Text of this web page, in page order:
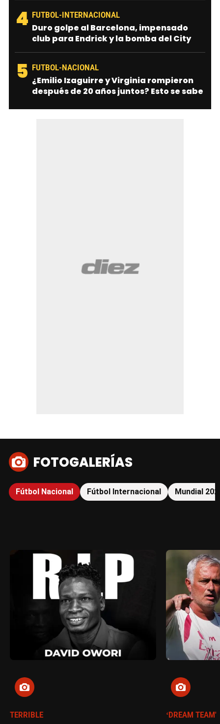
4 FUTBOL-INTERNACIONAL
Duro golpe al Barcelona, impensado
club para Endrick y la bomba del City
5 FUTBOL-NACIONAL
¿Emilio Izaguirre y Virginia rompieron
después de 20 años juntos? Esto se sabe
FOTOGALERÍAS
Fútbol Nacional Fútbol Internacional Mundial
TERRIBLE ‘DREAM TEAM'